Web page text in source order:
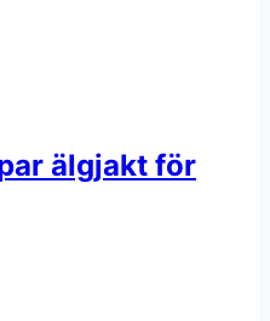
älgjakt för